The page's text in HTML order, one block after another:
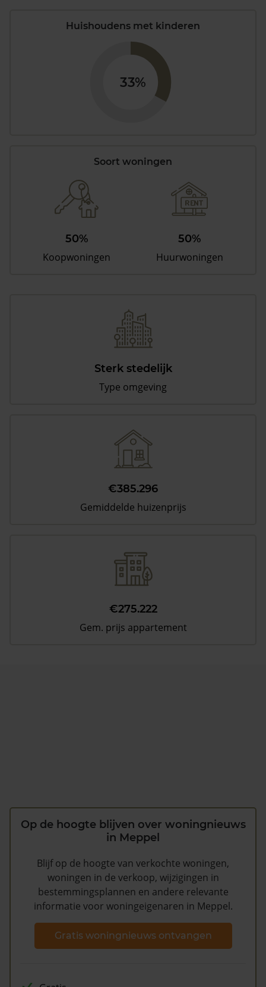
Huishoudens met kinderen
33%
Soort woningen
50%
Koopwoningen
50%
Huurwoningen
Sterk stedelijk
Type omgeving
€385.296
Gemiddelde huizenprijs
€275.222
Gem. prijs appartement
Op de hoogte blijven over woningnieuws
in Meppel
Blijf op de hoogte van verkochte woningen,
woningen in de verkoop, wijzigingen in
bestemmingsplannen en andere relevante
informatie voor woningeigenaren in Meppel.
Gratis woningnieuws ontvangen